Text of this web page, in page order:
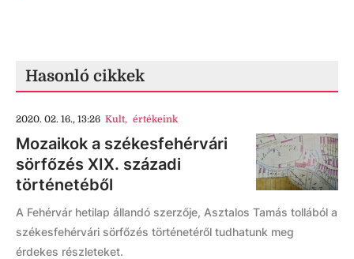
Hasonló cikkek
2020. 02. 16., 13:26 Kult, értékeink
Mozaikok a székesfehérvári
sörfőzés XIX. századi
történetéből
A Fehérvár hetilap állandó szerzője, Asztalos Tamás tollából a
székesfehérvári sörfőzés történetéről tudhatunk meg
érdekes részleteket.